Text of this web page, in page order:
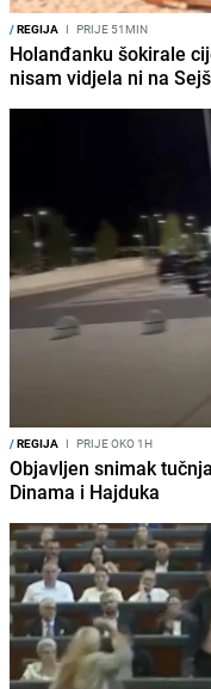
/REGIJA I PRIJE 51MIN
Holanđanku šokirale
nisam vidjela ni na
/REGIJA I PRIJE OKO 1H
Objavljen snimak
Dinama i Hajduka